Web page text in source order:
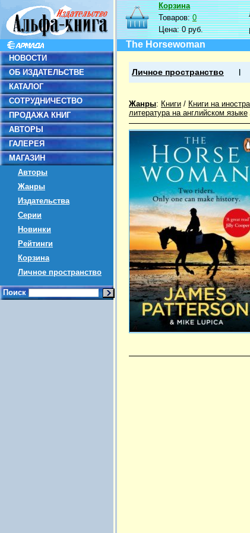
НОВОСТИ
ОБ ИЗДАТЕЛЬСТВЕ
КАТАЛОГ
СОТРУДНИЧЕСТВО
ПРОДАЖА КНИГ
АВТОРЫ
ГАЛЕРЕЯ
МАГАЗИН
Авторы
Жанры
Издательства
Серии
Новинки
Рейтинги
Корзина
Личное пространство
Поиск
Корзина
Товаров:0
Цена:0 руб.
The Horsewoman
Личное пространство
Жанры: Книги / Книги на
литература на английском языке